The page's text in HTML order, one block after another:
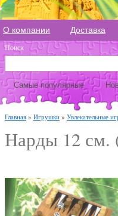
О компании Доставка
Поиск
Самые популярные
Главная » Игрушки » Увлекательные
Нарды 12 см.